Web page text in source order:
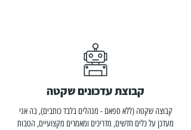
קבוצת עדכונים שקטה
קבוצה שקטה (ללא ספאם - מנהלים בלבד כותבים), בה אני
מעדכן על כלים חדשים, מדריכים ומאמרים מקצועיים, הטבות